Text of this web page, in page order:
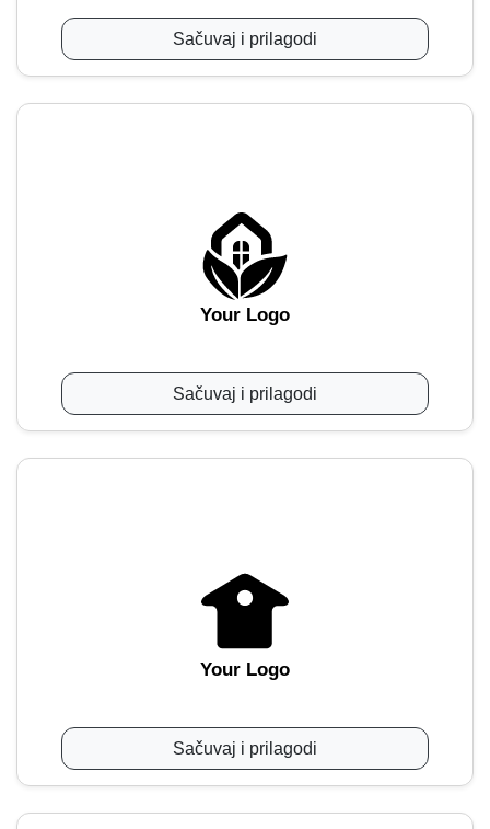
Sačuvaj i prilagodi
Your Logo
Sačuvaj i prilagodi
Your Logo
Sačuvaj i prilagodi